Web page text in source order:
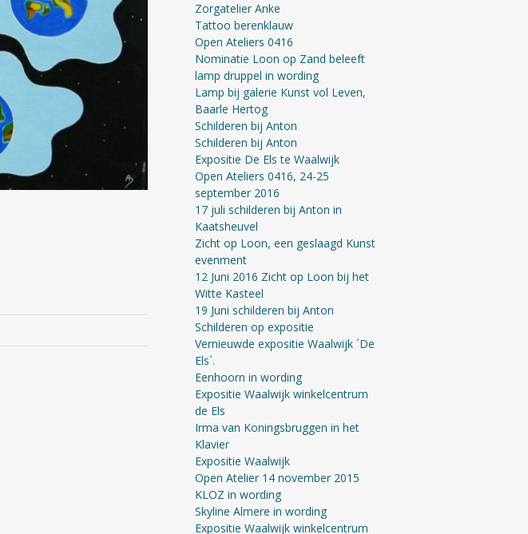
Zorgatelier Anke
Tattoo berenklauw
Open Ateliers 0416
Nominatie Loon op Zand beleeft
lamp druppel in wording
Lamp bij galerie Kunst vol Leven,
Baarle Hertog
Schilderen bij Anton
Schilderen bij Anton
Expositie De Els te Waalwijk
Open Ateliers 0416, 24-25
september 2016
17 juli schilderen bij Anton in
Kaatsheuvel
Zicht op Loon, een geslaagd Kunst
evenment
12 Juni 2016 Zicht op Loon bij het
Witte Kasteel
19 Juni schilderen bij Anton
Schilderen op expositie
Vernieuwde expositie Waalwijk ´De
Els`.
Eenhoorn in wording
Expositie Waalwijk winkelcentrum
de Els
Irma van Koningsbruggen in het
Klavier
Expositie Waalwijk
Open Atelier 14 november 2015
KLOZ in wording
Skyline Almere in wording
Expositie Waalwijk winkelcentrum